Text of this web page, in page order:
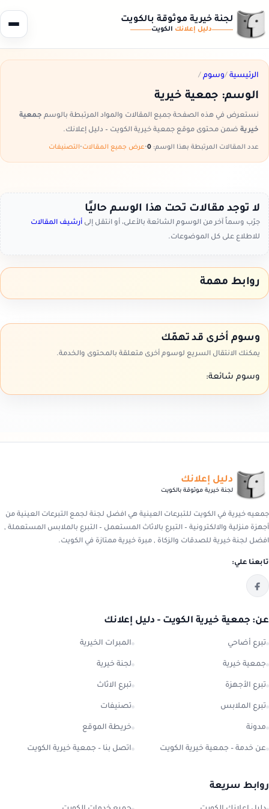
لجنة خيرية موثوقة بالكويت
دليل إعلانك الكويت
الرئيسية /وسوم /
الوسم: جمعية خيرية
نستعرض في هذه الصفحة جميع المقالات والمواد المرتبطة بالوسم جمعية
خيرية ضمن محتوى موقع جمعية خيرية الكويت – دليل إعلانك.
عدد المقالات المرتبطة بهذا الوسم: •عرض جميع المقالات•التصنيفات
لا توجد مقالات تحت هذا الوسم حاليًا
جرّب وسماً آخر من الوسوم الشائعة بالأعلى، أو انتقل إلى أرشيف المقالات
للاطلاع على كل الموضوعات.
روابط مهمة
وسوم أخرى قد تهمّك
يمكنك الانتقال السريع لوسوم أخرى متعلقة بالمحتوى والخدمة.
وسوم شائعة:
دليل إعلانك
لجنة خيرية موثوقة بالكويت
جمعيه خيرية في الكويت للتبرعات العينية هي افضل لجنة لجمع التبرعات العينية من
أجهزة منزلية والالكترونية – التبرع بالاثاث المستعمل – التبرع بالملابس المستعملة ,
افضل لجنة خيرية للصدقات والزكاة , مبرة خيرية ممتازة في الكويت.
تابعنا علي:
عن: جمعية خيرية الكويت - دليل إعلانك
تبرع أضاحي المبرات الخيرية
جمعية خيرية لجنة خيرية
تبرع الأجهزة تبرع الاثاث
تبرع الملابس تصنيفات
مدونة خريطة الموقع
عن خدمة – جمعية خيرية الكويت اتصل بنا – جمعية خيرية الكويت
روابط سريعة